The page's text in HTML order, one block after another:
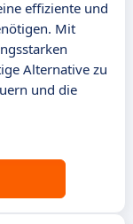
effiziente und
Mit
Alternative zu
und die